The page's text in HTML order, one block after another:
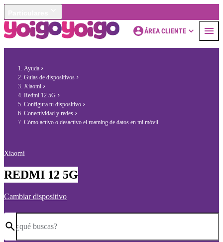
ÁREA CLIENTE
Ayuda
Guías de dispositivos
Xiaomi
Redmi 12 5G
Configura tu dispositivo
Conectividad y redes
Cómo activo o desactivo el roaming de datos en mi móvil
Xiaomi
REDMI 12 5G
Cambiar dispositivo
¿qué buscas?